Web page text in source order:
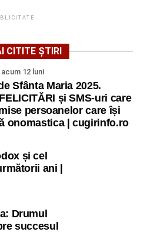
CITITE ȘTIRI
acum 12 luni
Sfânta Maria 2025.
și SMS-uri care
persoanelor care își
onomastica | cugirinfo.ro
și cel
ani |
Drumul
succesul